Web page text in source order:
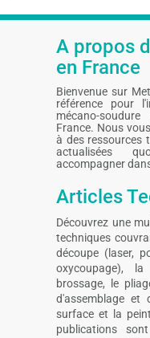
A propos
en France
Bienvenue sur
référence pour
mécano-
France. Nous
à des ressources
actualisées
accompagner
Articles
Découvrez une
techniques
découpe (laser,
oxycoupage),
brossage, le
d'assemblage et
surface et la
publications